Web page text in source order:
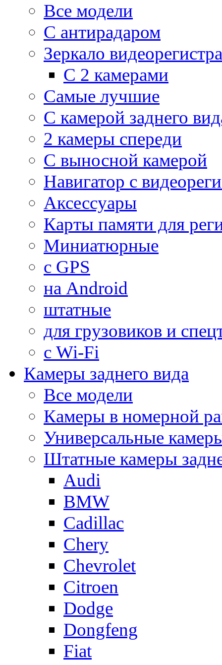
Все модели
C антирадаром
Зеркало
С 2 камерами
Самые лучшие
С камерой заднего
2 камеры спереди
С выносной камерой
Навигатор с
Аксессуары
Карты памяти для
Миниатюрные
с GPS
на Android
штатные
для грузовиков и
с Wi-Fi
Камеры заднего вида
Все модели
Камеры в номерной
Универсальные
Штатные камеры
Audi
BMW
Cadillac
Chery
Chevrolet
Citroen
Dodge
Dongfeng
Fiat